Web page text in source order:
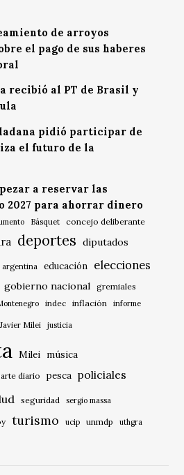
de arroyos
el pago de sus haberes
recibió al PT de Brasil y
pidió participar de
el futuro de la
a reservar las
2027 para ahorrar dinero
Básquet concejo deliberante
deportes diputados
argentina educación elecciones
gobierno nacional gremiales
indec inflación informe
Javier Milei justicia
Milei música
diario pesca policiales
seguridad sergio massa
turismo ucip unmdp
uthgra